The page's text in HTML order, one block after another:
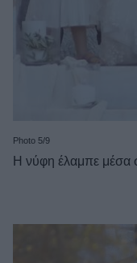
Photo 5/9
Η νύφη έλαμπε μέσα